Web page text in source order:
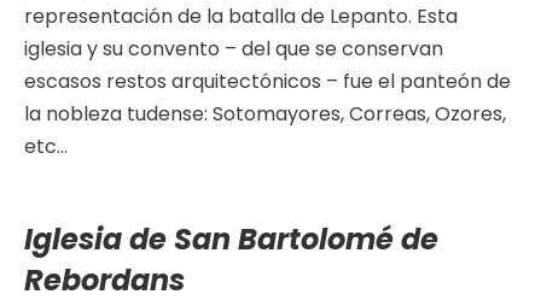
representación de la batalla de Lepanto. Esta
iglesia y su convento – del que se conservan
escasos restos arquitectónicos – fue el panteón de
la nobleza tudense: Sotomayores, Correas, Ozores,
etc…
Iglesia de San Bartolomé de
Rebordans